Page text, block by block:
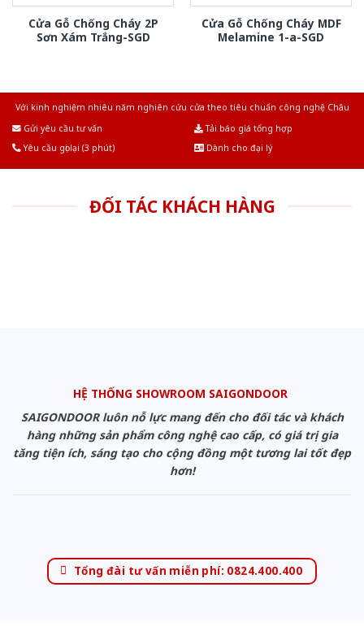
Cửa Gỗ Chống Cháy 2P
Sơn Xám Trắng-SGD
Cửa Gỗ Chống Cháy MDF
Melamine 1-a-SGD
Với kinh nghiệm nhiêu năm nghiên cứu cửa theo tiêu chuẩn công nghệ Châu
Gửi yêu cầu tư vấn
Tải báo giá tổng hợp
Yêu cầu gọi lại (3 phút)
Dành cho đại lý
ĐỐI TÁC KHÁCH HÀNG
HỆ THỐNG SHOWROOM SAIGONDOOR
SAIGONDOOR luôn nỗ lực mang đến cho đối tác và khách
hàng những sản phẩm công nghệ cao cấp, có giá trị gia
tăng tiện ích, sáng tạo cho cộng đồng một tương lai tốt đẹp
hơn!
Tổng đài tư vấn miễn phí: 0824.400.400